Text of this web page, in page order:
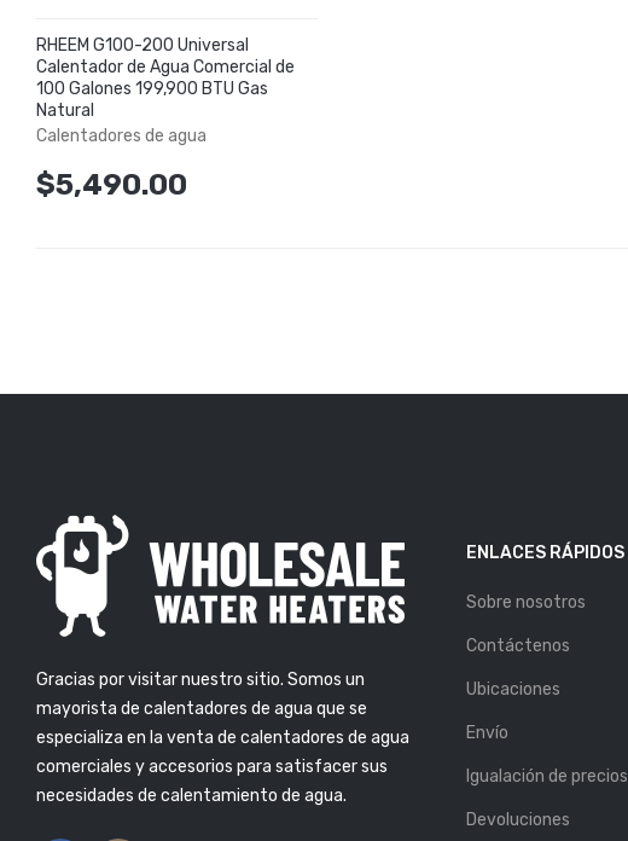
RHEEM G100-200 Universal
Calentador de Agua Comercial de
100 Galones 199,900 BTU Gas
Natural
Calentadores de agua
$5,490.00
Gracias por visitar nuestro sitio. Somos un
mayorista de calentadores de agua que se
especializa en la venta de calentadores de agua
comerciales y accesorios para satisfacer sus
necesidades de calentamiento de agua.
ENLACES RÁPIDOS
Sobre nosotros
Contáctenos
Ubicaciones
Envío
Igualación de precios
Devoluciones
PARA
VIDA ÚTIL DE
Atlas
Mar 2019
SUFICIENTE
AQUÍ TE
Atlas
SI VES ESTAS 5 SEÑALES,
ES HORA DE REEMPLAZAR
TU CALENTADOR DE AGUA
Publicado Por: Atlas
Plumbing 25, Feb 2019
5 CONSEJOS PARA
COMPRAR EL CALENTADOR